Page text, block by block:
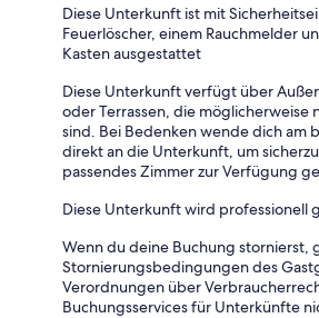
Diese Unterkunft ist mit
Feuerlöscher, einem Rauchmelder
Kasten ausgestattet
Diese Unterkunft verfügt über
oder Terrassen, die
sind. Bei Bedenken wende dich am
direkt an die Unterkunft, um
passendes Zimmer zur Verfügung
Diese Unterkunft wird professionell
Wenn du deine Buchung stornierst,
Stornierungsbedingungen des
Verordnungen über
Buchungsservices für Unterkünfte